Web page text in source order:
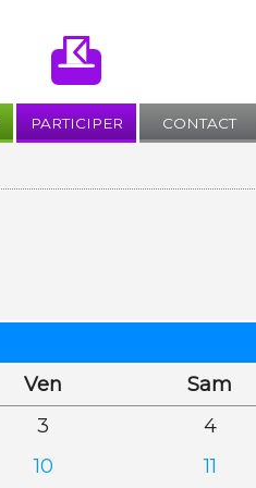
PARTICIPER CONTACT
Ven Sam
3 4
10 11